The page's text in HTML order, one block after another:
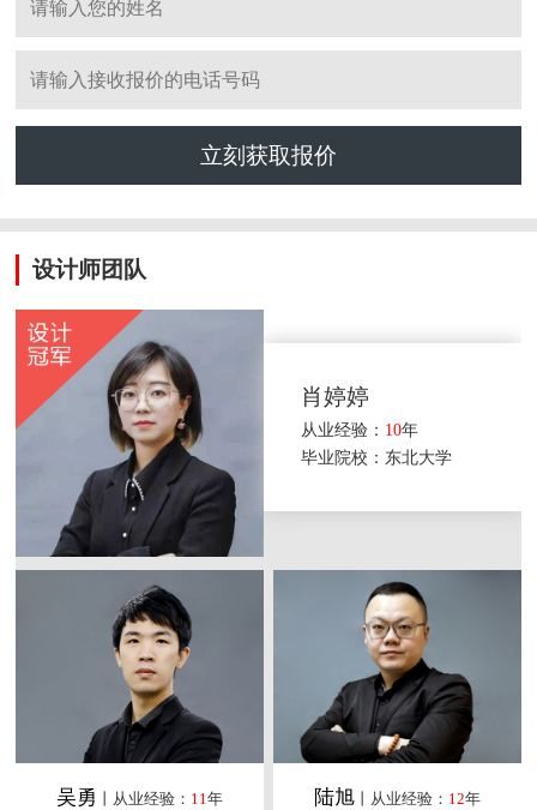
立刻获取报价
设计师团队
肖婷婷
从业经验： 10年
毕业院校：东北大学
吴勇 丨从业经验： 11年
陆旭丨从业经验： 12年